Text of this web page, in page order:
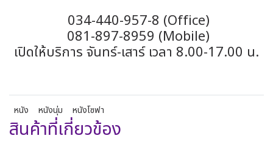
034-440-957-8 (Office)
081-897-8959 (Mobile)
เปิดให้บริการ จันทร์-เสาร์ เวลา 8.00-17.00 น.
หนัง หนังนุ่ม หนังโซฟา
สินค้าที่เกี่ยวข้อง